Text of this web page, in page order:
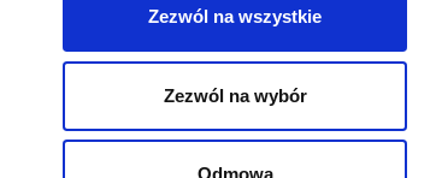
Zezwól na wszystkie
Zezwól na wybór
Odmowa